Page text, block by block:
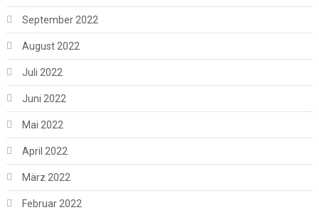
September 2022
August 2022
Juli 2022
Juni 2022
Mai 2022
April 2022
März 2022
Februar 2022